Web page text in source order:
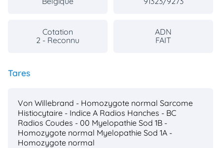
Cotation
2 - Reconnu
ADN
FAIT
Tares
Von Willebrand - Homozygote normal Sarcome
Histiocytaire - Indice A Radios Hanches - BC
Radios Coudes - 00 Myelopathie Sod 1B -
Homozygote normal Myelopathie Sod 1A -
Homozygote normal